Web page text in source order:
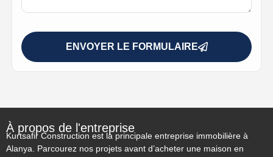
ENVOYER LE FORMULAIRE
À propos de l'entreprise
Kurtsafir Construction est la principale entreprise immobilière à
Alanya. Parcourez nos projets avant d’acheter une maison en